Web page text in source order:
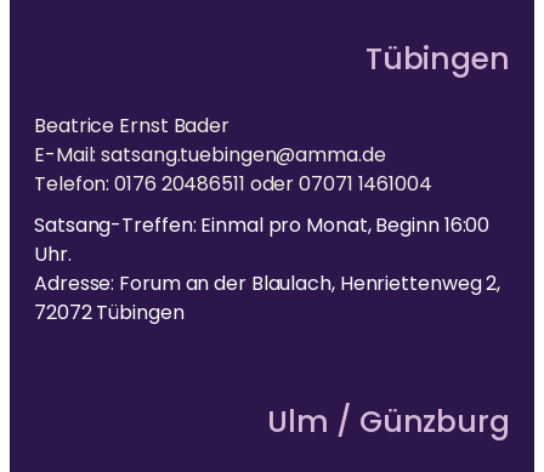
Tübingen
Beatrice Ernst Bader
E-Mail: satsang.tuebingen@amma.de
Telefon: 0176 20486511 oder 07071 1461004
Satsang-Treffen: Einmal pro Monat, Beginn 16:00
Uhr.
Adresse: Forum an der Blaulach, Henriettenweg 2,
72072 Tübingen
Ulm / Günzburg